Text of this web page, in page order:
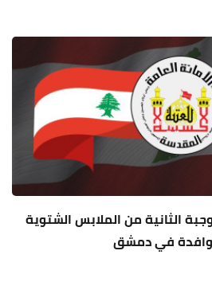
الثانية من الملابس الشتوية
في دمشق